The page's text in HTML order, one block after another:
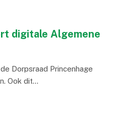
digitale Algemene
Dorpsraad Princenhage
Ook dit…